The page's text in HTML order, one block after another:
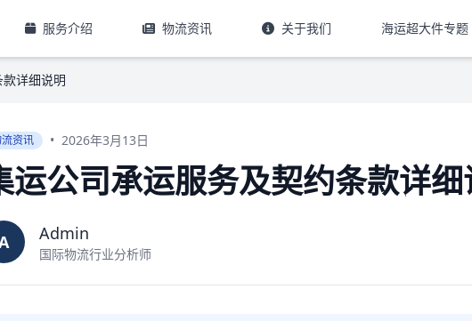
服务介绍 物流资讯 关于我们 海运超大件专题
详细说明
资讯 • 2026年3月13日
运公司承运服务及契约条款详细
Admin
国际物流行业分析师